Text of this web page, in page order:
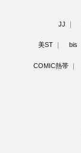
JJ
美ST bis
COMIC熱帯